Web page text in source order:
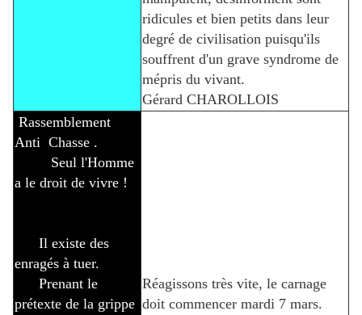
ridicules et bien petits dans leur
degré de civilisation puisqu'ils
souffrent d'un grave syndrome de
mépris du vivant.
Gérard CHAROLLOIS
Rassemblement
Anti Chasse .
Seul l'Homme
a le droit de vivre !
Il existe des
enragés à tuer.
Prenant le
prétexte de la grippe
Réagissons très vite, le carnage
doit commencer mardi 7 mars.